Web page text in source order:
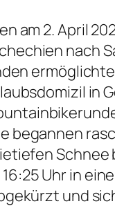
am 2. April
nach
in
Uhr in
und